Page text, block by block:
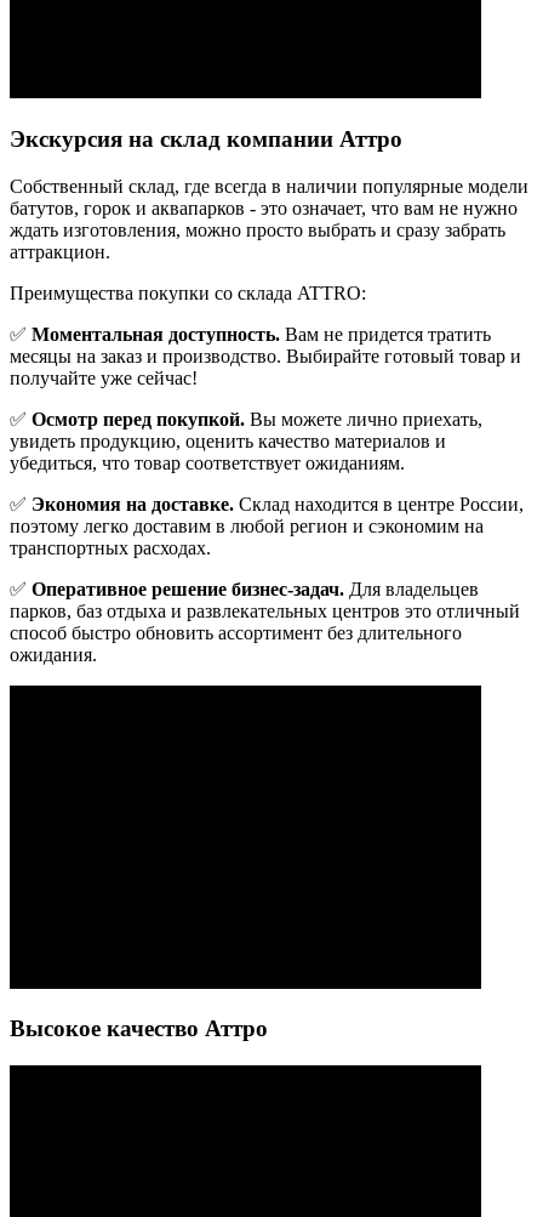
Экскурсия на склад компании Аттро
Cобственный склад, где всегда в наличии популярные модели
батутов, горок и аквапарков - это означает, что вам не нужно
ждать изготовления, можно просто выбрать и сразу забрать
аттракцион.
Преимущества покупки со склада ATTRO:
✅ Моментальная доступность. Вам не придется тратить
месяцы на заказ и производство. Выбирайте готовый товар и
получайте уже сейчас!
✅ Осмотр перед покупкой. Вы можете лично приехать,
увидеть продукцию, оценить качество материалов и
убедиться, что товар соответствует ожиданиям.
✅ Экономия на доставке. Склад находится в центре России,
поэтому легко доставим в любой регион и сэкономим на
транспортных расходах.
✅ Оперативное решение бизнес-задач. Для владельцев
парков, баз отдыха и развлекательных центров это отличный
способ быстро обновить ассортимент без длительного
ожидания.
Высокое качество Аттро